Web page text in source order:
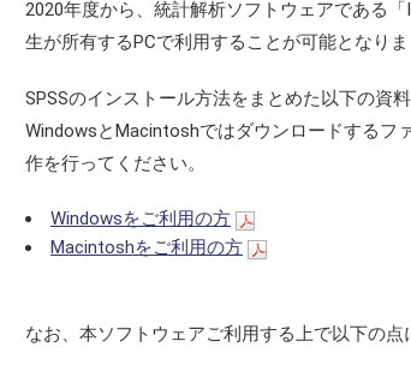
2020年度から、統計解析ソフトウェアである
生が所有するPCで利用することが可能となりま
SPSSのインストール方法をまとめた以下の資
WindowsとMacintoshではダウンロードするフ
作を行ってください。
Windowsをご利用の方
Macintoshをご利用の方
なお、本ソフトウェアご利用する上で以下の点